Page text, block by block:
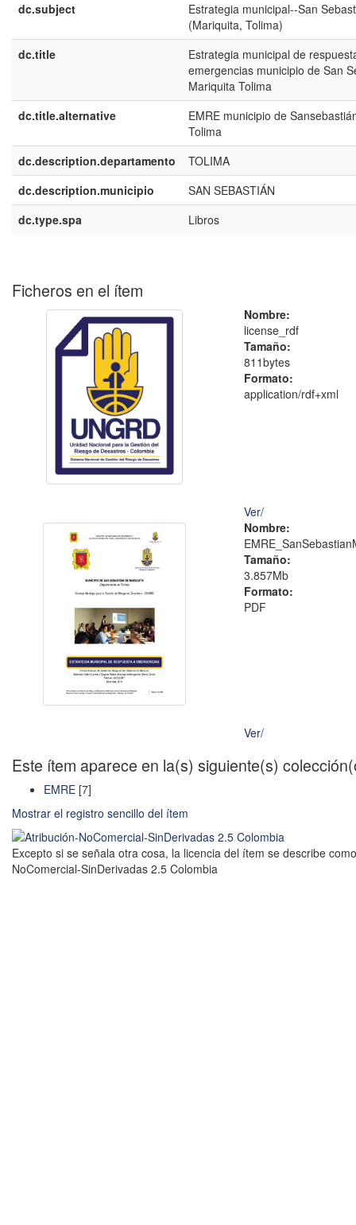
dc.subject
Estrategia municipal--San
(Mariquita, Tolima)
dc.title
Estrategia municipal de
emergencias municipio de San
Mariquita Tolima
dc.title.alternative
EMRE municipio de
Tolima
dc.description.departamento
TOLIMA
dc.description.municipio
SAN SEBASTIÁN
dc.type.spa
Libros
Ficheros en el ítem
Nombre:
license_rdf
Tamaño:
811bytes
Formato:
application/rdf+xml
Ver/
Nombre:
Tamaño:
3.857Mb
Formato:
PDF
Ver/
Este ítem aparece en la(s) siguiente(s)
EMRE [7]
Mostrar el registro sencillo del ítem
Excepto si se señala otra cosa, la licencia del ítem se describe
NoComercial-SinDerivadas 2.5 Colombia